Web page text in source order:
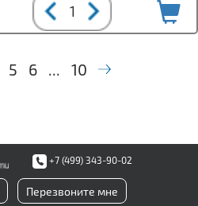
5 6 ... 10
+7 (499) 343-90-02
Перезвоните мне